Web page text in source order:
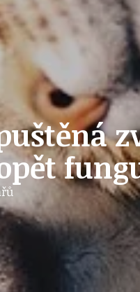
OBČANSKÁ
OBECNÍ ZPRAVODAJE
OBRAZEM, ZVUKEM
OSOBNOST